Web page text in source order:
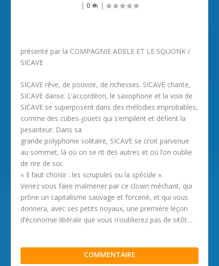
| 0 |
présenté par la COMPAGNIE ADELE ET LE SQUONK /
SICAVE
SICAVE rêve, de pouvoir, de richesses. SICAVE chante,
SICAVE danse. L’accordéon, le saxophone et la voix de
SICAVE se superposent dans des mélodies improbables,
comme des cubes-jouets qui s’empilent et défient la
pesanteur. Dans sa
grande polyphonie solitaire, SICAVE se croit parvenue
au sommet, là où on se rit des autres et où l’on oublie
de rire de soi.
« Il faut choisir : les scrupules ou la spécule ».
Venez vous faire malmener par ce clown méchant, qui
prône un capitalisme sauvage et forcené, et qui vous
donnera, avec ses petits noyaux, une première leçon
d’économie libérale que vous n’oublierez pas de sitôt…
COMMENTAIRE